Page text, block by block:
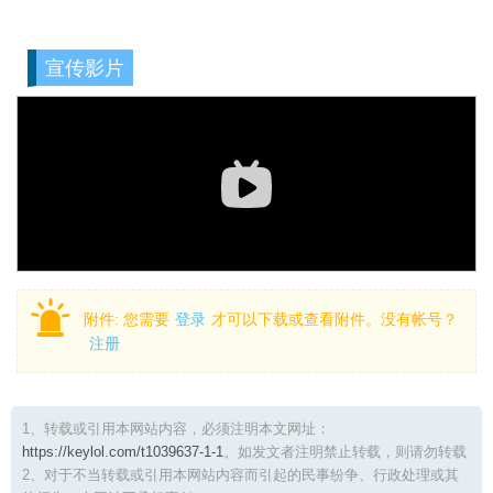
宣传影片
附件: 您需要 登录 才可以下载或查看附件。没有帐号？
注册
1、转载或引用本网站内容，必须注明本文网址：
https://keylol.com/t1039637-1-1。如发文者注明禁止转载，则请勿转载
2、对于不当转载或引用本网站内容而引起的民事纷争、行政处理或其